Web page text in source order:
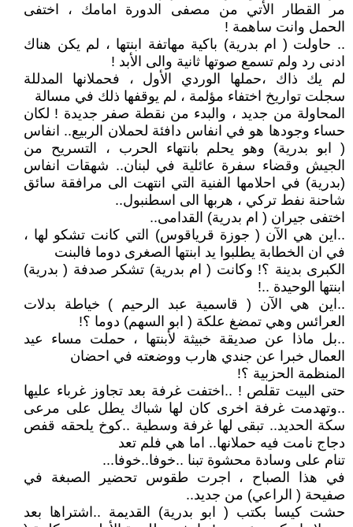
مر القطار الأتي من مصفى الدورة امامك ، اختفى
الحمل وانت ساهمة !
.. حاولت ( ام بدرية) باكية مهاتفة ابنتها ، لم يكن هناك
ادنى رد ولم تسمع صوتها ثانية والى الأبد !
لم يك ذاك ،حملها الوردي الأول ، فحملانها المدللة
سجلت تواريخ اختفاء مؤلمة ، لم يوقفها ذلك في مسالة
المحاولة من جديد ، والبدء من نقطة صفر جديدة ! لكان
حساء وجودها هو في انفاس دافئة لحملان الربيع.. انفاس
( ابو بدرية) وهو يحلم بانتهاء الحرب ، التسريح من
الجيش وقضاء سفرة عائلية في لبنان.. شهقات انفاس
(بدرية) في احلامها الفنية التي انتهت الى مرافقة سائق
شاحنة نفط تركي ، هربها الى اسطنبول..
اختفى جيران ( ام بدرية) القدامى..
..اين هي الآن ( جوزة قرياقوس) التي كانت تشكو لها ،
في ان الخطابة يطلبوا يد ابنتها الصغرى دوما فالبنت
الكبرى بدينة ؟! وكانت ( ام بدرية) تشكر صدفة ( بدرية)
ابنتها الوحيدة ..!
..اين هي الآن ( قاسمية عبد الرحيم ) خياطة بدلات
العرائس وهي تمضغ علكة ( ابو السهم) دوما ؟!
..بل ماذا عن صديقة خبيثة لأبنتها ، حملت مساء عيد
العمال خبرا عن جندي هارب ووضعته في احضان
المنظمة الحزبية ؟!
حتى البيت تقلص ! ..اختفت غرفة بعد تجاوز غرباء عليها
..وتهدمت غرفة اخرى كان لها شباك يطل على مرعى
سكة الحديد.. تبقى لها غرفة وسطية ..كوخ يلحقه قفص
دجاج نامت فيه حملانها.. اما هي فلم تعد
تنام على وسادة محشوة تبنا ..خوفا..خوفا...
في هذا الصباح ، اجرت طقوس تحضير الصبغة في
صفيحة ( الراعي) من جديد..
حشت كيسا بكتب ( ابو بدرية) القديمة ..اشتراها بعد